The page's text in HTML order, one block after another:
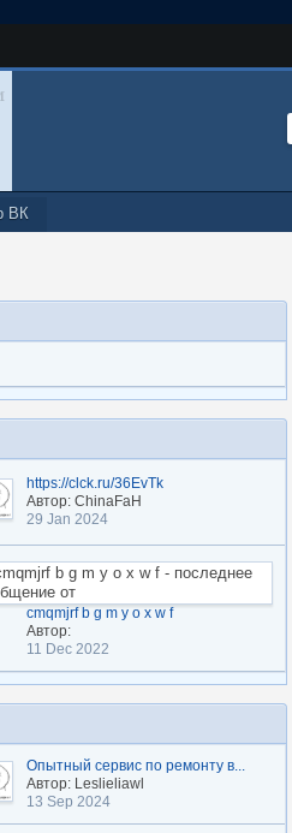
ВК
https://clck.ru/36EvTk
Автор: ChinaFaH
29 Jan 2024
cmqmjrf b g m y o x w f
Автор:
11 Dec 2022
Опытный сервис по ремонту в...
Автор: Leslieliawl
13 Sep 2024